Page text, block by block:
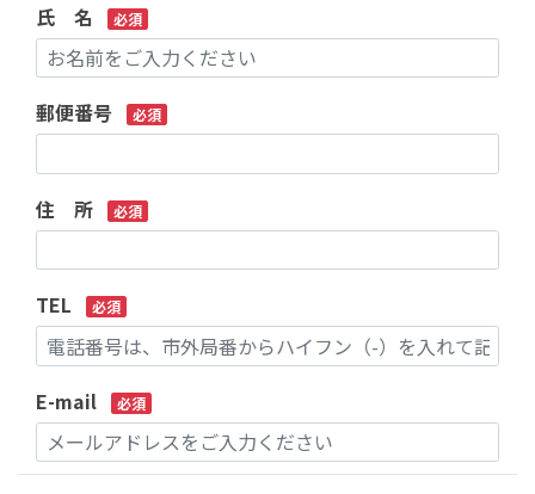
氏 名 必須
郵便番号 必須
住 所 必須
TEL 必須
E-mail 必須